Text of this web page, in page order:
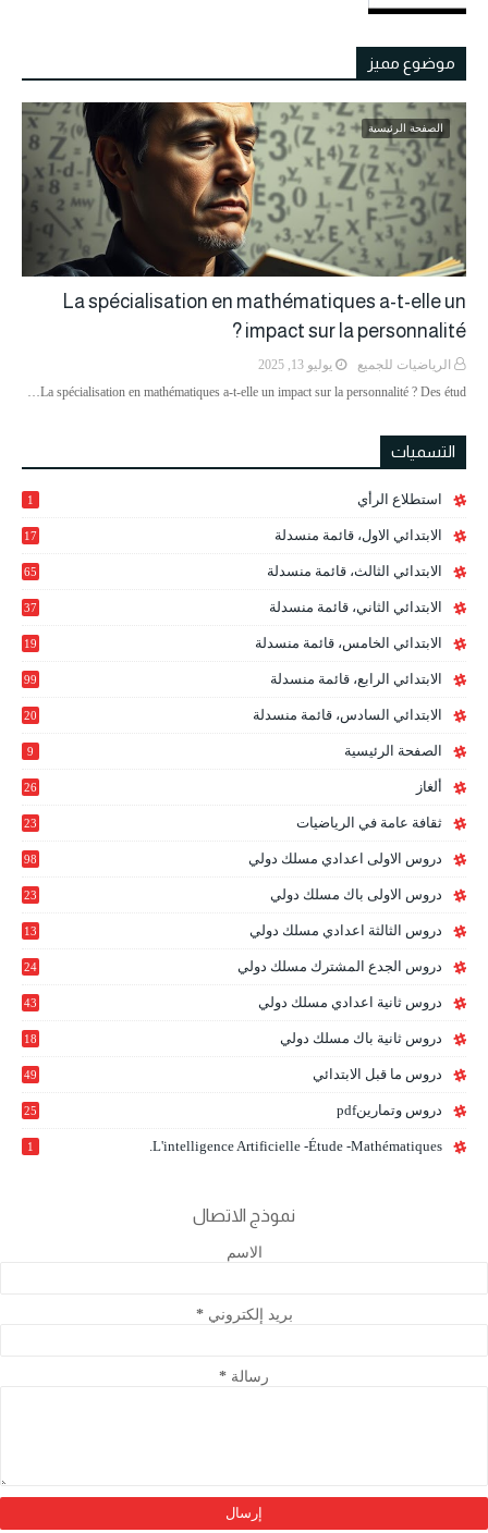
موضوع مميز
الصفحة الرئيسية
La spécialisation en mathématiques a-t-elle un
impact sur la personnalité ?
الرياضيات للجميع
يوليو 13, 2025
La spécialisation en mathématiques a-t-elle un impact sur la personnalité ? Des étud…
التسميات
استطلاع الرأي 1
الابتدائي الاول، قائمة منسدلة 17
الابتدائي الثالث، قائمة منسدلة 65
الابتدائي الثاني، قائمة منسدلة 37
الابتدائي الخامس، قائمة منسدلة
19
الابتدائي الرابع، قائمة منسدلة 99
الابتدائي السادس، قائمة منسدلة
20
الصفحة الرئيسية 9
ألغاز 26
ثقافة عامة في الرياضيات 23
دروس الاولى اعدادي مسلك دولي 98
دروس الاولى باك مسلك دولي
23
دروس الثالثة اعدادي مسلك دولي
13
دروس الجدع المشترك مسلك دولي
24
دروس ثانية اعدادي مسلك دولي 43
دروس ثانية باك مسلك دولي
18
دروس ما قبل الابتدائي 49
دروس وتمارينpdf 25
L'intelligence Artificielle -étude -mathématiques.
1
نموذج الاتصال
الاسم
بريد إلكتروني*
رسالة *